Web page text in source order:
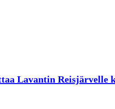
Lavantin Reisjärvelle